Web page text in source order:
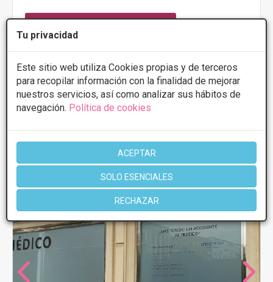
Tu privacidad
Este sitio web utiliza Cookies propias y de terceros
para recopilar información con la finalidad de mejorar
nuestros servicios, así como analizar sus hábitos de
navegación. Política de cookies
ACEPTAR
SOLO ESENCIALES
RECHAZAR
Martes
9:00 - 14:00 16:00 - 20:30
Miércoles
9:00 - 14:00 16:00 - 20:30
Jueves
9:00 - 14:00 16:00 - 20:30
Viernes
9:00 - 14:00 16:00 - 20:30